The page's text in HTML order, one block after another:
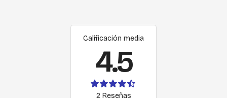
Calificación media
4.5
2 Reseñas